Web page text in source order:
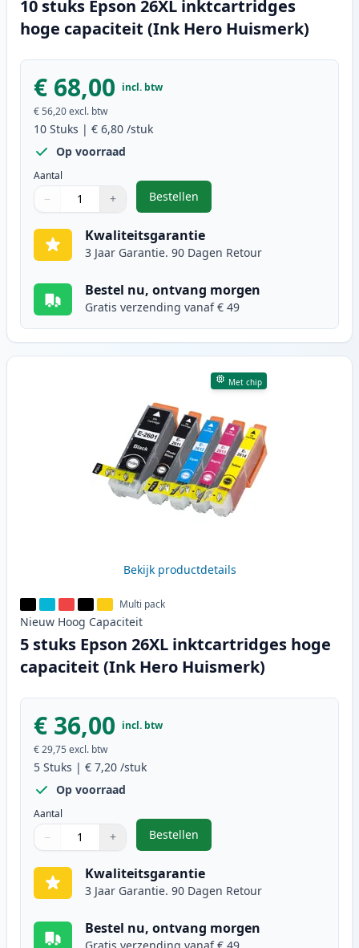
10 stuks Epson 26XL inktcartridges
hoge capaciteit (Ink Hero Huismerk)
€ 68,00 incl. btw
€ 56,20excl. btw
10 Stuks | € 6,80 /stuk
Op voorraad
Aantal
Gebruik de knoppen om aan te passen
− +
1
Bestellen
,10 stuks Epson 26XL
Kwaliteitsgarantie
3 Jaar Garantie. 90 Dagen Retour
Bestel nu, ontvang morgen
Gratis verzending vanaf € 49
Met chip
Bekijk productdetails
Multi pack
Nieuw Hoog Capaciteit
5 stuks Epson 26XL inktcartridges hoge
capaciteit (Ink Hero Huismerk)
€ 36,00 incl. btw
€ 29,75 excl. btw
5 Stuks | € 7,20 /stuk
Op voorraad
Aantal
Gebruik de knoppen om aan te passen
− +
1
Bestellen
,5 stuks Epson 26XL
Kwaliteitsgarantie
3 Jaar Garantie. 90 Dagen Retour
Bestel nu, ontvang morgen